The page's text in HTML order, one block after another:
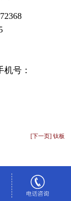
机号：
[下一页] 钛板